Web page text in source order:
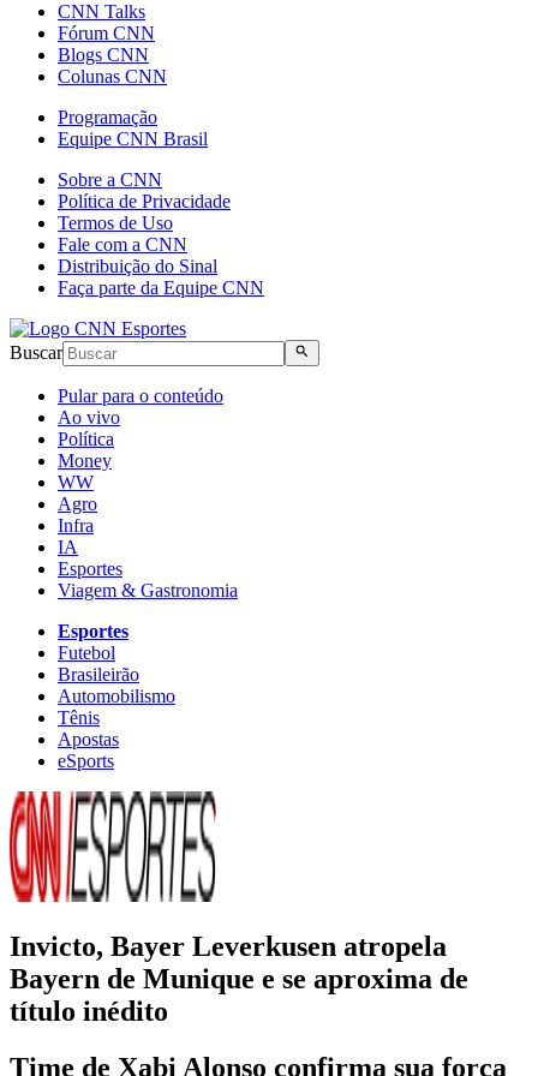
CNN Talks
Fórum CNN
Blogs CNN
Colunas CNN
Programação
Equipe CNN Brasil
Sobre a CNN
Política de Privacidade
Termos de Uso
Fale com a CNN
Distribuição do Sinal
Faça parte da Equipe CNN
Buscar
Pular para o conteúdo
Ao vivo
Política
Money
WW
Agro
Infra
IA
Esportes
Viagem & Gastronomia
Esportes
Futebol
Brasileirão
Automobilismo
Tênis
Apostas
eSports
Invicto, Bayer Leverkusen atropela
Bayern de Munique e se aproxima de
título inédito
Time de Xabi Alonso confirma sua força